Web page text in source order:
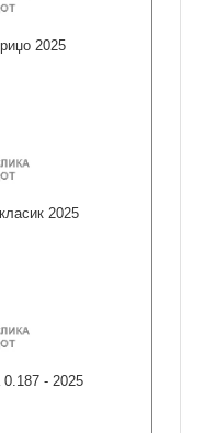
2025
2025
- 2025